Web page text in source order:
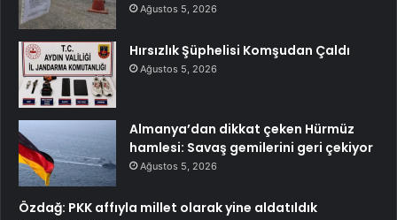
Ağustos 5, 2026
Hırsızlık Şüphelisi Komşudan Çaldı
Ağustos 5, 2026
Almanya’dan dikkat çeken Hürmüz
hamlesi: Savaş gemilerini geri çekiyor
Ağustos 5, 2026
Özdağ: PKK affıyla millet olarak yine aldatıldık